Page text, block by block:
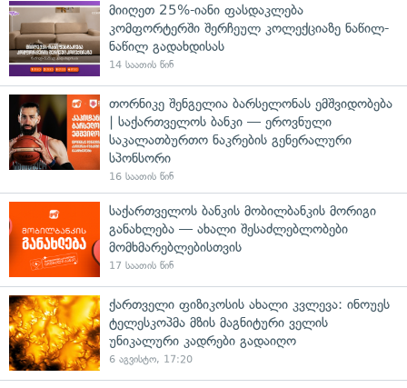
მიიღეთ 25%-იანი ფასდაკლება
კომფორტერში შერჩეულ კოლექციაზე ნაწილ-
ნაწილ გადახდისას
14 საათის წინ
თორნიკე შენგელია ბარსელონას ემშვიდობება
| საქართველოს ბანკი — ეროვნული
საკალათბურთო ნაკრების გენერალური
სპონსორი
16 საათის წინ
საქართველოს ბანკის მობილბანკის მორიგი
განახლება — ახალი შესაძლებლობები
მომხმარებლებისთვის
17 საათის წინ
ქართველი ფიზიკოსის ახალი კვლევა: ინოუეს
ტელესკოპმა მზის მაგნიტური ველის
უნიკალური კადრები გადაიღო
6 აგვისტო, 17:20